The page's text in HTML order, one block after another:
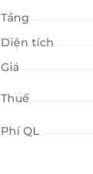
Tầng
Diện tích
Giá
Thuế
Phí QL